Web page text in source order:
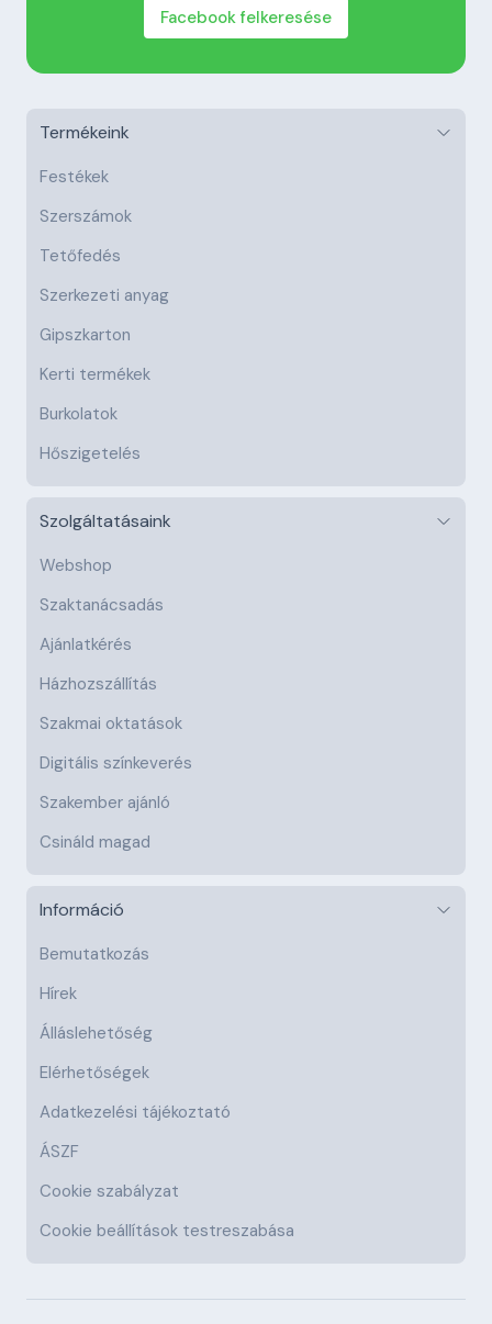
Facebook felkeresése
Termékeink
Festékek
Szerszámok
Tetőfedés
Szerkezeti anyag
Gipszkarton
Kerti termékek
Burkolatok
Hőszigetelés
Szolgáltatásaink
Webshop
Szaktanácsadás
Ajánlatkérés
Házhozszállítás
Szakmai oktatások
Digitális színkeverés
Szakember ajánló
Csináld magad
Információ
Bemutatkozás
Hírek
Álláslehetőség
Elérhetőségek
Adatkezelési tájékoztató
ÁSZF
Cookie szabályzat
Cookie beállítások testreszabása